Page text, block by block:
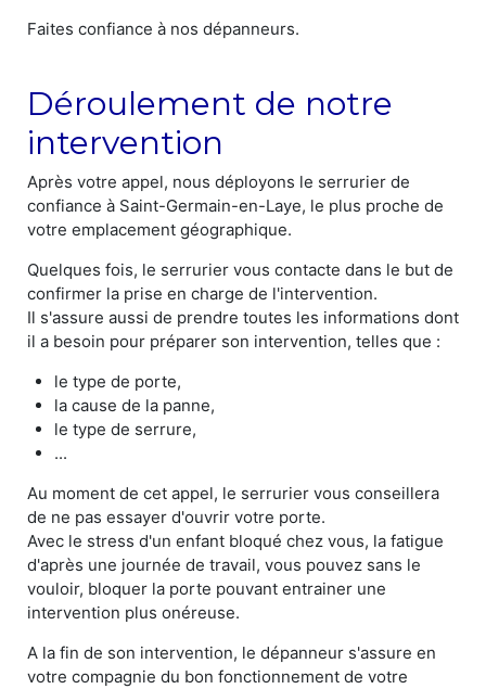
Faites confiance à nos dépanneurs.
Déroulement de notre
intervention
Après votre appel, nous déployons le serrurier de
confiance à Saint-Germain-en-Laye, le plus proche de
votre emplacement géographique.
Quelques fois, le serrurier vous contacte dans le but de
confirmer la prise en charge de l'intervention.
Il s'assure aussi de prendre toutes les informations dont
il a besoin pour préparer son intervention, telles que :
le type de porte,
la cause de la panne,
le type de serrure,
...
Au moment de cet appel, le serrurier vous conseillera
de ne pas essayer d'ouvrir votre porte.
Avec le stress d'un enfant bloqué chez vous, la fatigue
d'après une journée de travail, vous pouvez sans le
vouloir, bloquer la porte pouvant entrainer une
intervention plus onéreuse.
A la fin de son intervention, le dépanneur s'assure en
votre compagnie du bon fonctionnement de votre